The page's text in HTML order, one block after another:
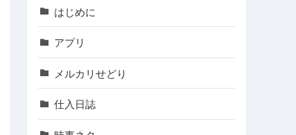
はじめに
アプリ
メルカリせどり
仕入日誌